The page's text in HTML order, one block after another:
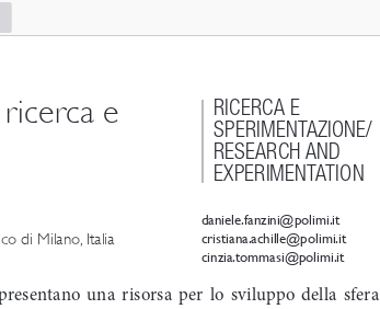
RICERCA E
SPERIMENTAZIONE/
RESEARCH AND
EXPERIMENTATION
daniele.fanzini@polimi.it
cristiana.achille@polimi.it
cinzia.tommasi@polimi.it
di Milano, Italia
e
una  risorsa  per  lo  sviluppo  della  sfera